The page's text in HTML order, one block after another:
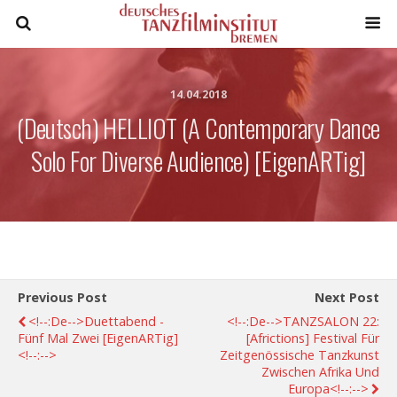
14.04.2018
(Deutsch) HELLIOT (A Contemporary Dance
Solo For Diverse Audience) [eigenARTig]
Previous Post
<!--:de-->Duettabend -
Fünf Mal Zwei [eigenARTig]
<!--:-->
Next Post
<!--:de-->TANZSALON 22:
[africtions] Festival Für
Zeitgenössische Tanzkunst
Zwischen Afrika Und
Europa<!--:-->